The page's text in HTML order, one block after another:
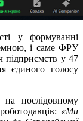
у формуванні
і саме ФРУ
підприємств у 47
єдиного голосу
на послідовному
«Ми